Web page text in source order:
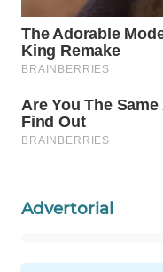
Advertorial
KONSUMEN
LISTRIK
MASYARAKAT
WALINKI
MAWAKA